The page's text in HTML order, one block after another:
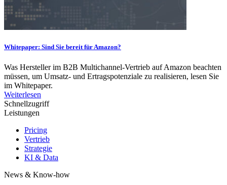
Whitepaper: Sind Sie bereit für Amazon?
Was Hersteller im B2B Multichannel-Vertrieb auf Amazon beachten
müssen, um Umsatz- und Ertragspotenziale zu realisieren, lesen Sie
im Whitepaper.
Weiterlesen
Schnellzugriff
Leistungen
Pricing
Vertrieb
Strategie
KI & Data
News & Know-how